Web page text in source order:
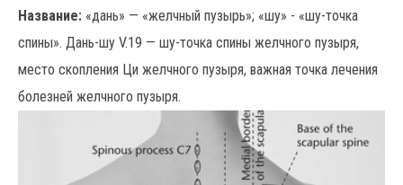
Название: «дань» — «желчный пузырь»; «шу» - «шу-точка
спины». Дань-шу V.19 — шу-точка спины желчного пузыря,
место скопления Ци желчного пузыря, важная точка лечения
болезней желчного пузыря.